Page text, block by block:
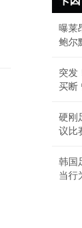
曝莱
鲍尔
突发
买断
硬刚
议比
韩国
当行